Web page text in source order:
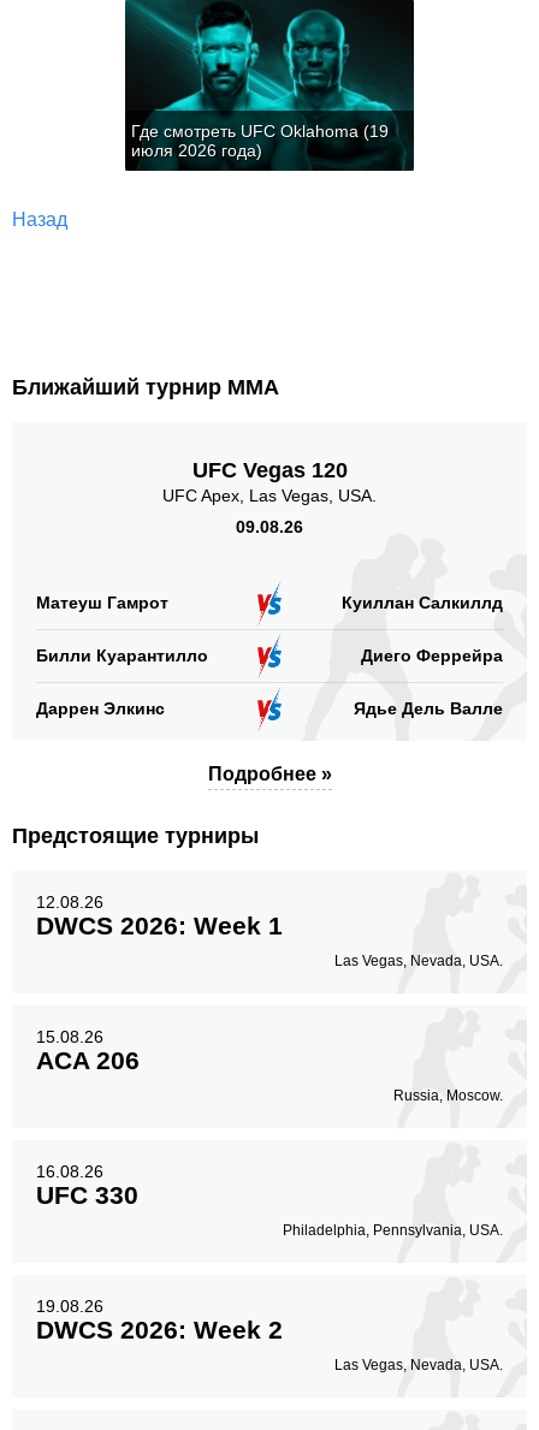
Где смотреть UFC Oklahoma (19
июля 2026 года)
Назад
Ближайший турнир ММА
UFC Vegas 120
UFC Apex, Las Vegas, USA.
09.08.26
Матеуш Гамрот Куиллан Салкиллд
Билли Куарантилло Диего Феррейра
Даррен Элкинс Ядье Дель Валле
Подробнее »
Предстоящие турниры
12.08.26
DWCS 2026: Week 1
Las Vegas, Nevada, USA.
15.08.26
ACA 206
Russia, Moscow.
16.08.26
UFC 330
Philadelphia, Pennsylvania, USA.
19.08.26
DWCS 2026: Week 2
Las Vegas, Nevada, USA.